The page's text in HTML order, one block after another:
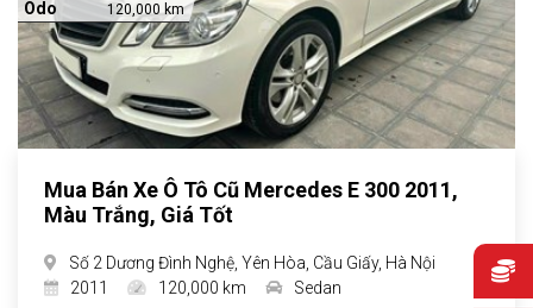
Odo 120,000 km
Mua Bán Xe Ô Tô Cũ Mercedes E 300 2011,
Màu Trắng, Giá Tốt
Số 2 Dương Đình Nghệ, Yên Hòa, Cầu Giấy, Hà Nội
2011
120,000 km Sedan